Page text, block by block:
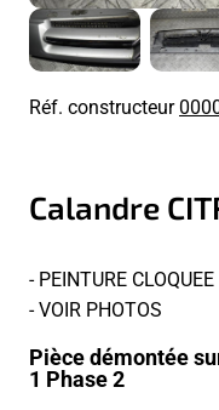
Réf. constructeur
Calandre
- PEINTURE CLOQUEE
- VOIR PHOTOS
Pièce démontée
1 Phase 2